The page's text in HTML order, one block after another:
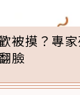
被摸？專
臉